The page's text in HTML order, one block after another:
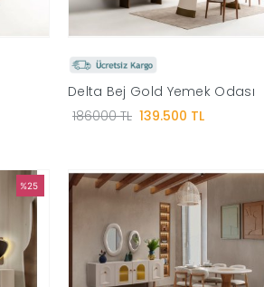
Delta Bej Gold Yemek Odası
186000 TL 139.500 TL
%25